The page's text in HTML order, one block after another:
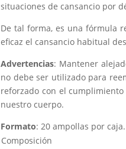
situaciones de cansancio por
De tal forma, es una fórmula
eficaz el cansancio habitual
Advertencias: Mantener
no debe ser utilizado para
reforzado con el
nuestro cuerpo.
Formato: 20 ampollas por caja.
Composición